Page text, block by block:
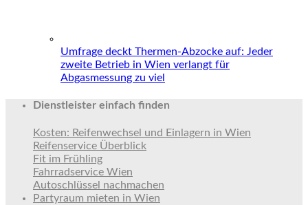
Umfrage deckt Thermen-Abzocke auf: Jeder
zweite Betrieb in Wien verlangt für
Abgasmessung zu viel
Dienstleister einfach finden
Kosten: Reifenwechsel und Einlagern in Wien
Reifenservice Überblick
Fit im Frühling
Fahrradservice Wien
Autoschlüssel nachmachen
Partyraum mieten in Wien